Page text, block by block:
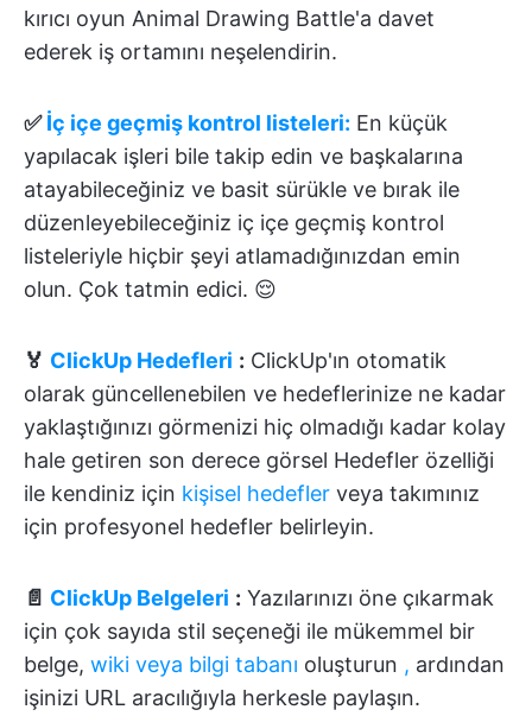
kırıcı oyun Animal Drawing Battle'a davet
ederek iş ortamını neşelendirin.
✅İç içe geçmiş kontrol listeleri: En küçük
yapılacak işleri bile takip edin ve başkalarına
atayabileceğiniz ve basit sürükle ve bırak ile
düzenleyebileceğiniz iç içe geçmiş kontrol
listeleriyle hiçbir şeyi atlamadığınızdan emin
olun. Çok tatmin edici. 😌
🏅 ClickUp Hedefleri : ClickUp'ın otomatik
olarak güncellenebilen ve hedeflerinize ne kadar
yaklaştığınızı görmenizi hiç olmadığı kadar kolay
hale getiren son derece görsel Hedefler özelliği
ile kendiniz için kişisel hedefler veya takımınız
için profesyonel hedefler belirleyin.
📄 ClickUp Belgeleri : Yazılarınızı öne çıkarmak
için çok sayıda stil seçeneği ile mükemmel bir
belge, wiki veya bilgi tabanı oluşturun , ardından
işinizi URL aracılığıyla herkesle paylaşın.